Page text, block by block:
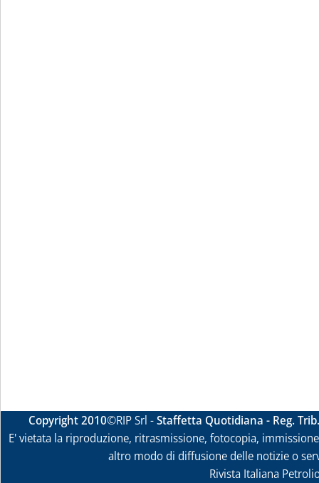
Copyright 2010©RIP Srl -Staffetta Quotidiana - Reg.
E' vietata la riproduzione, ritrasmissione, fotocopia,
altro modo di diffusione delle notizie o
Rivista Italiana